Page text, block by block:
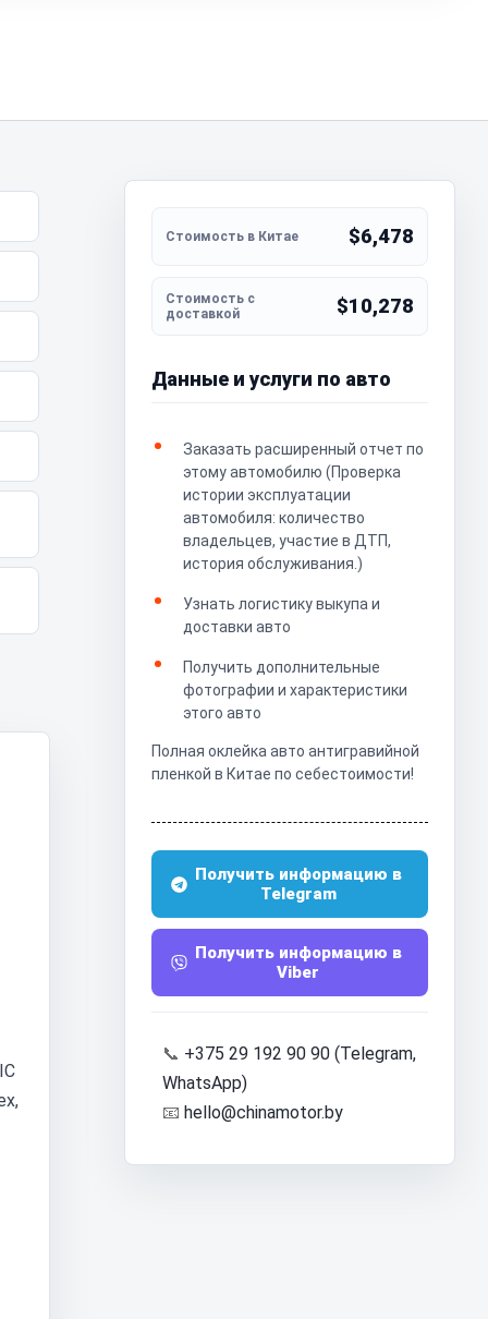
$6,478
$10,278
Данные и услуги по авто
Заказать расширенный отчет по
этому автомобилю (Проверка
истории эксплуатации
автомобиля: количество
владельцев, участие в ДТП,
история обслуживания.)
Узнать логистику выкупа и
доставки авто
Получить дополнительные
фотографии и характеристики
этого авто
Полная оклейка авто антигравийной
пленкой в Китае по себестоимости!
Получить информацию в
Telegram
Получить информацию в
Viber
📞 +375 29 192 90 90 (Telegram,
WhatsApp)
📧 hello@chinamotor.by